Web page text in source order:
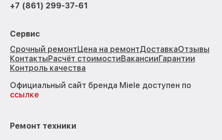
+7 (861) 299-37-61
Сервис
Срочный ремонтЦена на ремонтДоставкаОтзывы
КонтактыРасчёт стоимостиВакансииГарантии
Контроль качества
Официальный сайт бренда Miele доступен по
ссылке
Ремонт техники